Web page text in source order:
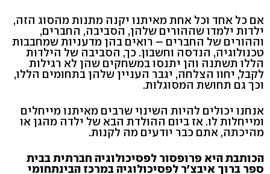
אם כל אחד וכל אחת מאיתנו יקנה מתנות מהסוג הזה,
ילדות ילמדו שההורים שלהן, הסביבה, החברים,
וההורים של החברים – רואים בהן מדעניות שמחבבות
טכנולוגיה, הנדסה וחשבון. כך, הסביבה של הילדות
הללו תשתנה והן יתנסו במשחקים שהן לא רגילות
לקבל, יחוו הצלחה, יגבר העניין שלהן בתחומים הללו,
וכך גם תחושת המסוגלות.
אנחנו יכולים להיות השינוי שרבים מאיתנו מייחלים
ומייחלות לו. אז ביום ההולדת הבא של ילדה מהגן או
מהיכתה, אתם כבר יודעים מה לקנות.
הכותבת היא פרופסור לפסיכולוגיה חברתית בבית
ספר ברוך איבצ׳ר לפסיכולוגיה במרכז הבינתחומי